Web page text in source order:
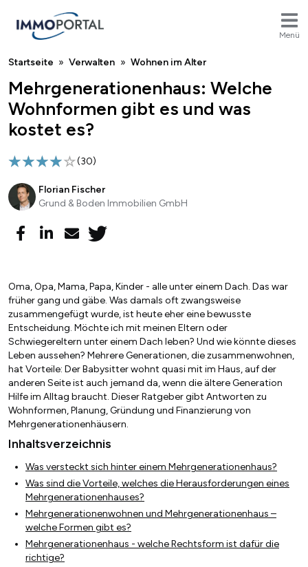
Menü
Breadcrumb
Startseite Verwalten Wohnen im Alter
Mehrgenerationenhaus: Welche
Wohnformen gibt es und was
kostet es?
(30)
Florian Fischer
Grund & Boden Immobilien GmbH
Oma, Opa, Mama, Papa, Kinder - alle unter einem Dach. Das war
früher gang und gäbe. Was damals oft zwangsweise
zusammengefügt wurde, ist heute eher eine bewusste
Entscheidung. Möchte ich mit meinen Eltern oder
Schwiegereltern unter einem Dach leben? Und wie könnte dieses
Leben aussehen? Mehrere Generationen, die zusammenwohnen,
hat Vorteile: Der Babysitter wohnt quasi mit im Haus, auf der
anderen Seite ist auch jemand da, wenn die ältere Generation
Hilfe im Alltag braucht. Dieser Ratgeber gibt Antworten zu
Wohnformen, Planung, Gründung und Finanzierung von
Mehrgenerationenhäusern.
Inhaltsverzeichnis
Was versteckt sich hinter einem Mehrgenerationenhaus?
Was sind die Vorteile, welches die Herausforderungen eines
Mehrgenerationenhauses?
Mehrgenerationenwohnen und Mehrgenerationenhaus –
welche Formen gibt es?
Mehrgenerationenhaus - welche Rechtsform ist dafür die
richtige?